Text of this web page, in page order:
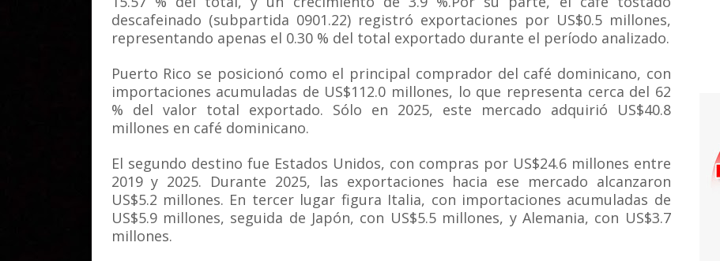
descafeinado (subpartida 0901.22) registró exportaciones por US$0.5 millones,
representando apenas el 0.30 % del total exportado durante el período analizado.
Puerto Rico se posicionó como el principal comprador del café dominicano, con
importaciones acumuladas de US$112.0 millones, lo que representa cerca del 62
% del valor total exportado. Sólo en 2025, este mercado adquirió US$40.8
millones en café dominicano.
El segundo destino fue Estados Unidos, con compras por US$24.6 millones entre
2019 y 2025. Durante 2025, las exportaciones hacia ese mercado alcanzaron
US$5.2 millones. En tercer lugar figura Italia, con importaciones acumuladas de
US$5.9 millones, seguida de Japón, con US$5.5 millones, y Alemania, con US$3.7
millones.